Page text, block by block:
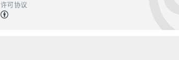
许可协议